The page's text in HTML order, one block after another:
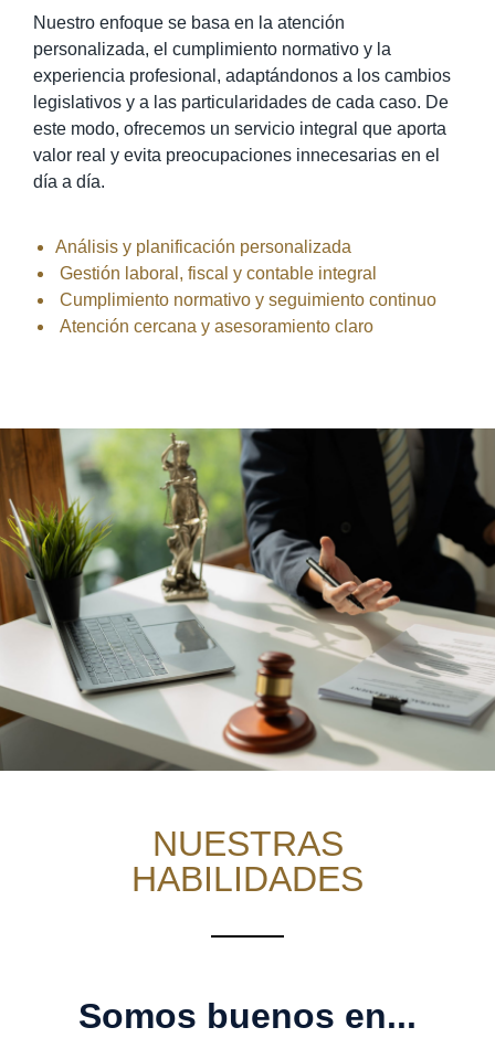
Nuestro enfoque se basa en la atención
personalizada, el cumplimiento normativo y la
experiencia profesional, adaptándonos a los cambios
legislativos y a las particularidades de cada caso. De
este modo, ofrecemos un servicio integral que aporta
valor real y evita preocupaciones innecesarias en el
día a día.
Análisis y planificación personalizada
Gestión laboral, fiscal y contable integral
Cumplimiento normativo y seguimiento continuo
Atención cercana y asesoramiento claro
NUESTRAS
HABILIDADES
Somos buenos en...